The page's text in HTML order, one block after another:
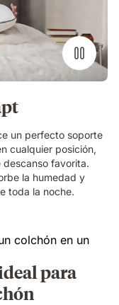
un perfecto soporte
cualquier posición,
descanso favorita.
la humedad y
toda la noche.
para